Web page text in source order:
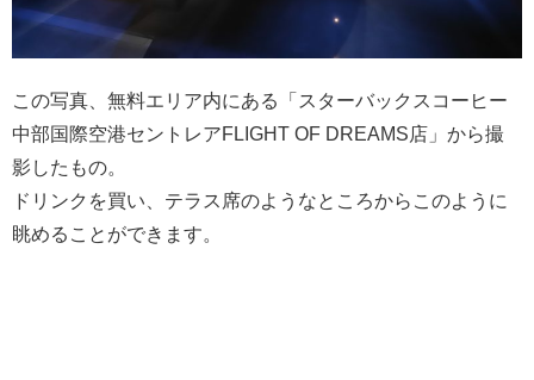
この写真、無料エリア内にある「スターバックスコーヒー
中部国際空港セントレアFLIGHT OF DREAMS店」から撮
影したもの。
ドリンクを買い、テラス席のようなところからこのように
眺めることができます。